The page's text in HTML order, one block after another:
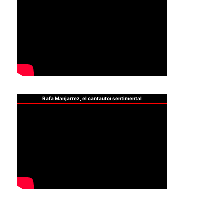
Rafa Manjarrez, el cantautor sentimental